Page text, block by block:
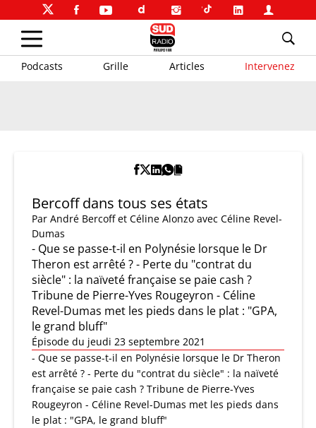
Podcasts Grille Articles Intervenez
Bercoff dans tous ses états
Par André Bercoff et Céline Alonzo avec Céline Revel-
Dumas
- Que se passe-t-il en Polynésie lorsque le Dr
Theron est arrêté ? - Perte du "contrat du
siècle" : la naïveté française se paie cash ?
Tribune de Pierre-Yves Rougeyron - Céline
Revel-Dumas met les pieds dans le plat : "GPA,
le grand bluff"
Épisode du jeudi 23 septembre 2021
- Que se passe-t-il en Polynésie lorsque le Dr Theron
est arrêté ? - Perte du "contrat du siècle" : la naïveté
française se paie cash ? Tribune de Pierre-Yves
Rougeyron - Céline Revel-Dumas met les pieds dans
le plat : "GPA, le grand bluff"